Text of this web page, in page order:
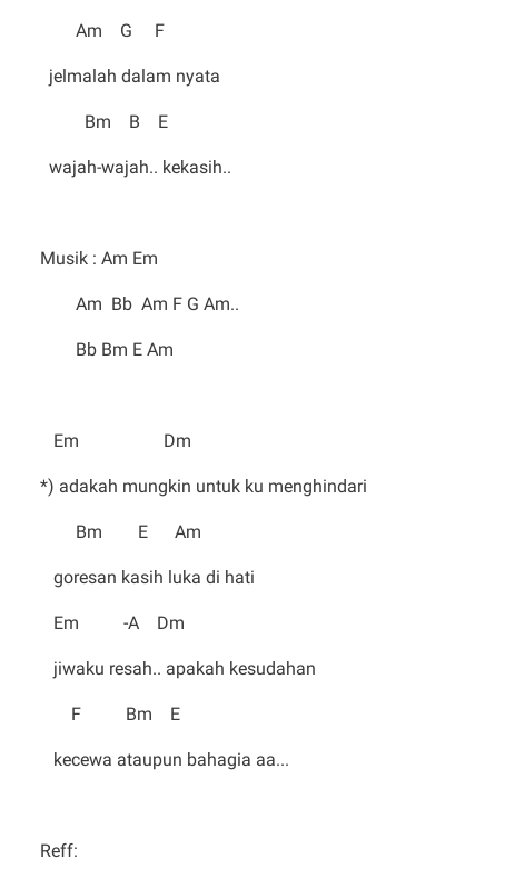
Am G F
jelmalah dalam nyata
Bm B E
wajah-wajah.. kekasih..
Musik : Am Em
Am Bb Am F G Am..
Bb Bm E Am
Em Dm
*) adakah mungkin untuk ku menghindari
Bm E Am
goresan kasih luka di hati
Em -A Dm
jiwaku resah.. apakah kesudahan
F Bm E
kecewa ataupun bahagia aa...
Reff: